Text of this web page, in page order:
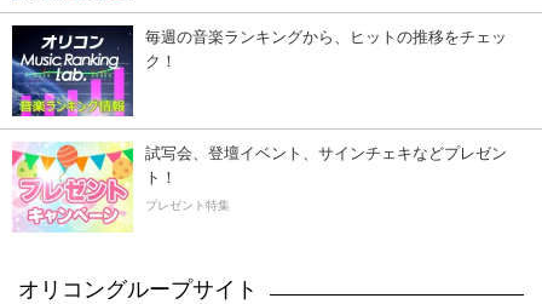
毎週の音楽ランキングから、ヒットの推移をチェッ
ク！
試写会、登壇イベント、サインチェキなどプレゼン
ト！
プレゼント特集
オリコングループサイト